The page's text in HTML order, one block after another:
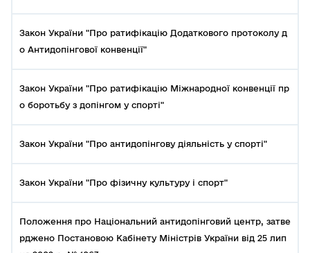
Закон України "Про ратифікацію Додаткового протоколу д
о Антидопінгової конвенції"
Закон України "Про ратифікацію Міжнародної конвенції пр
о боротьбу з допінгом у спорті"
Закон України "Про антидопінгову діяльність у спорті"
Закон України "Про фізичну культуру і спорт"
Положення про Національний антидопінговий центр, затве
рджено Постановою Кабінету Міністрів України від 25 лип